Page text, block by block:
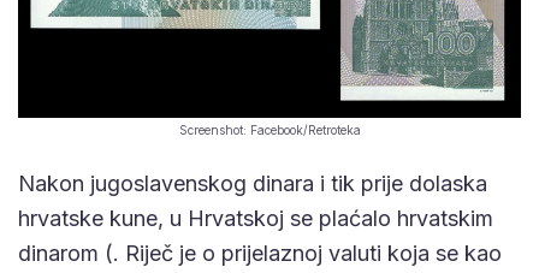
Screenshot: Facebook/Retroteka
Nakon jugoslavenskog dinara i tik prije dolaska
hrvatske kune, u Hrvatskoj se plaćalo hrvatskim
dinarom (. Riječ je o prijelaznoj valuti koja se kao